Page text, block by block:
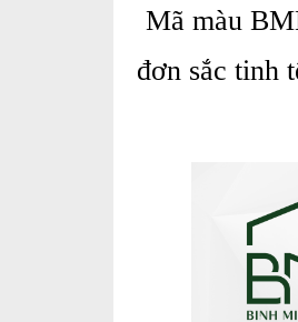
Mã màu
đơn sắc tinh